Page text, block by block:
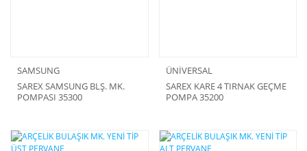
SAMSUNG
SAREX SAMSUNG BLŞ. MK.
POMPASI 35300
ÜNİVERSAL
SAREX KARE 4 TIRNAK GEÇME
POMPA 35200